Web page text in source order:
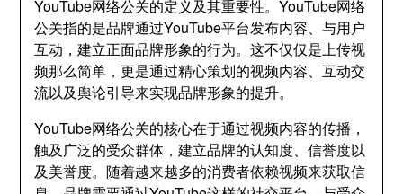
YouTube网络公关的定义及其重要性。YouTube网络
公关指的是品牌通过YouTube平台发布内容、与用户
互动，建立正面品牌形象的行为。这不仅仅是上传视
频那么简单，更是通过精心策划的视频内容、互动交
流以及舆论引导来实现品牌形象的提升。
YouTube网络公关的核心在于通过视频内容的传播，
触及广泛的受众群体，建立品牌的认知度、信誉度以
及美誉度。随着越来越多的消费者依赖视频来获取信